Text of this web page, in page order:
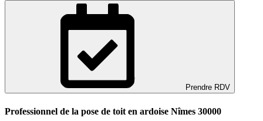
Prendre RDV
Professionnel de la pose de toit en ardoise Nîmes 30000